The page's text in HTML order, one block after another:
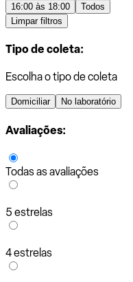
16:00 às 18:00
Todos
Limpar filtros
Tipo de coleta:
Escolha o tipo de coleta
Domiciliar No laboratório
Avaliações:
Todas as avaliações
5 estrelas
4 estrelas